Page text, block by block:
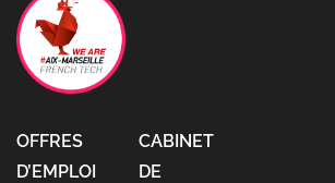
OFFRES
D’EMPLOI
CABINET
DE